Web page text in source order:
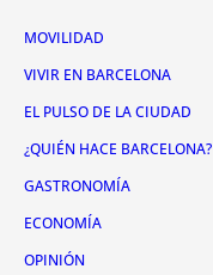
MOVILIDAD
VIVIR EN BARCELONA
EL PULSO DE LA CIUDAD
¿QUIÉN HACE BARCELONA?
GASTRONOMÍA
ECONOMÍA
OPINIÓN